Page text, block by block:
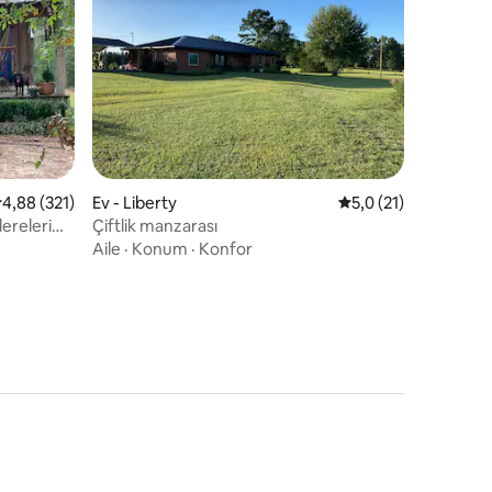
ortalama 4,88 puan, 321 değerlendirme
4,88 (321)
Ev - Liberty 5 üzerinden
5,0 (21)
Çiftlik manzarası
Aile · Konum · Konfor